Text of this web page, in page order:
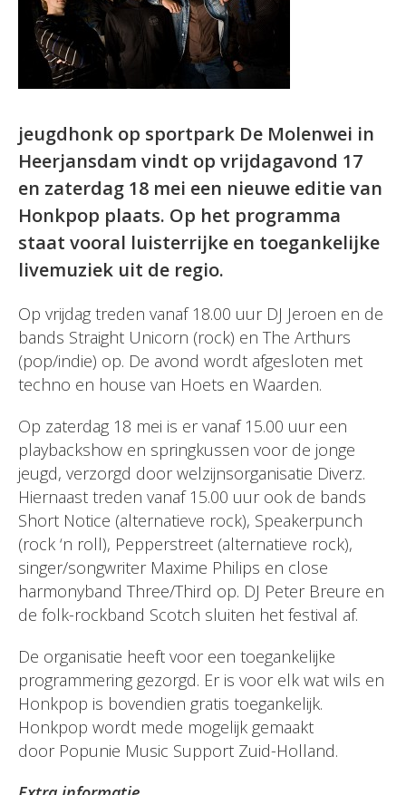
jeugdhonk op sportpark De Molenwei in
Heerjansdam vindt op vrijdagavond 17
en zaterdag 18 mei een nieuwe editie van
Honkpop plaats. Op het programma
staat vooral luisterrijke en toegankelijke
livemuziek uit de regio.
Op vrijdag treden vanaf 18.00 uur DJ Jeroen en de
bands Straight Unicorn (rock) en The Arthurs
(pop/indie) op. De avond wordt afgesloten met
techno en house van Hoets en Waarden.
Op zaterdag 18 mei is er vanaf 15.00 uur een
playbackshow en springkussen voor de jonge
jeugd, verzorgd door welzijnsorganisatie Diverz.
Hiernaast treden vanaf 15.00 uur ook de bands
Short Notice (alternatieve rock), Speakerpunch
(rock ‘n roll), Pepperstreet (alternatieve rock),
singer/songwriter Maxime Philips en close
harmonyband Three/Third op. DJ Peter Breure en
de folk-rockband Scotch sluiten het festival af.
De organisatie heeft voor een toegankelijke
programmering gezorgd. Er is voor elk wat wils en
Honkpop is bovendien gratis toegankelijk.
Honkpop wordt mede mogelijk gemaakt
door Popunie Music Support Zuid-Holland.